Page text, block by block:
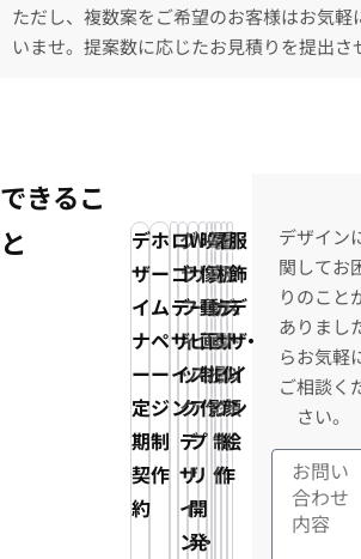
ただし、複数案をご希望のお客様はお気軽
いませ。提案数に応じたお見積りを提出さ
できるこ
と
デ
ザ
イ
ナ
ー
定
期
契
約
グ
ラ
フ
ィ
ッ
ク
デ
ザ
イ
ン・
ロ
ゴ
デ
ザ
イ
ン
ホ
ー
ム
ペ
ー
ジ
制
作
Web
サ
ー
ビ
ス・
ア
プ
リ
開
発
映
像・
動
画
制
作
写
真・
動
画
撮
影
電
子
カ
タ
ロ
グ
制
作
看
板
デ
ザ
イ
ン
制
作
イ
ラ
ス
ト・
似
顔
絵
服
飾
デ
ザ
イ
ン
デザイン
関してお
りのこと
ありまし
らお気軽
ご相談く
さい。